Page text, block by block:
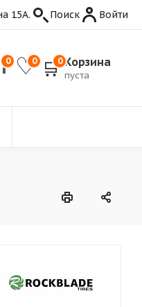
15А. Поиск Войти
0 0 0 Корзина
пуста